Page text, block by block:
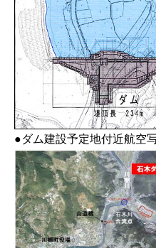
●ダム建設予定地付近航空